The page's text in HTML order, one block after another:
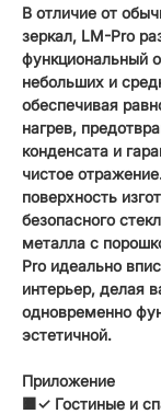
В отличие от
зеркал, LM-Pro
функциональный
небольших и
обеспечивая
нагрев,
конденсата и
чистое
поверхность
безопасного
металла с
Pro идеально
интерьер, делая
одновременно
эстетичной.
Приложение
🟧✓ Гостиные и